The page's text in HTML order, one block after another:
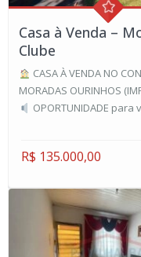
Casa à Venda –
Clube
CASA À VENDA NO
MORADAS OURINHOS
OPORTUNIDADE para
R$ 135.000,00